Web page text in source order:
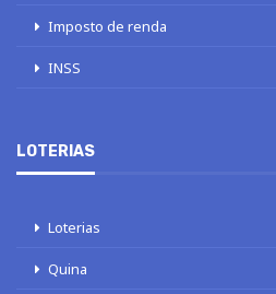
Imposto de renda
INSS
LOTERIAS
Loterias
Quina